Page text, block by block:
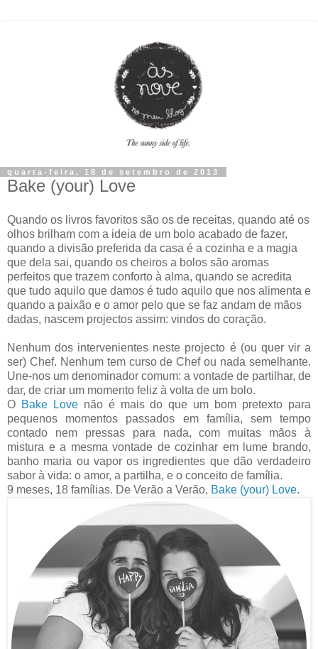
quarta-feira, 18 de setembro de 2013
Bake (your) Love
Quando os livros favoritos são os de receitas, quando até os
olhos brilham com a ideia de um bolo acabado de fazer,
quando a divisão preferida da casa é a cozinha e a magia
que dela sai, quando os cheiros a bolos são aromas
perfeitos que trazem conforto à alma, quando se acredita
que tudo aquilo que damos é tudo aquilo que nos alimenta e
quando a paixão e o amor pelo que se faz andam de mãos
dadas, nascem projectos assim: vindos do coração.
Nenhum dos intervenientes neste projecto é (ou quer vir a
ser) Chef. Nenhum tem curso de Chef ou nada semelhante.
Une-nos um denominador comum: a vontade de partilhar, de
dar, de criar um momento feliz à volta de um bolo.
O Bake Lovenão é mais do que um bom pretexto para
pequenos momentos passados em família, sem tempo
contado nem pressas para nada, com muitas mãos à
mistura e a mesma vontade de cozinhar em lume brando,
banho maria ou vapor os ingredientes que dão verdadeiro
sabor à vida: o amor, a partilha, e o conceito de família.
9 meses, 18 famílias. De Verão a Verão, Bake (your) Love.